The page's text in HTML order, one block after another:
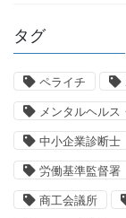
タグ
ペライチ
メンタルヘルス
中小企業診断士
労働基準監督署
商工会議所